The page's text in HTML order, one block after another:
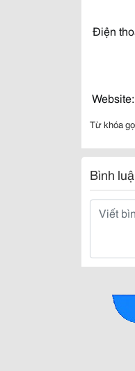
Điện
Từ khóa
Bình